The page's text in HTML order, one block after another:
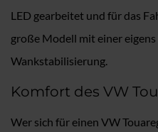
LED gearbeitet und für das
große Modell mit einer
Wankstabilisierung.
Komfort des VW
Wer sich für einen VW